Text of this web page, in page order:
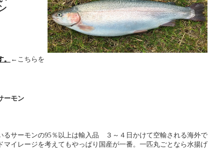
←こちらを
ーモン
るサーモンの95％以上は輸入品 ３～４日かけて空輸される海外で
マイレージを考えてもやっぱり国産が一番。一匹丸ごとなら水揚げ